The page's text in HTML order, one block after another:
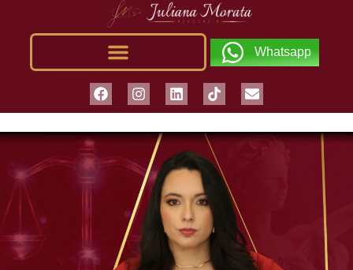
Whatsapp